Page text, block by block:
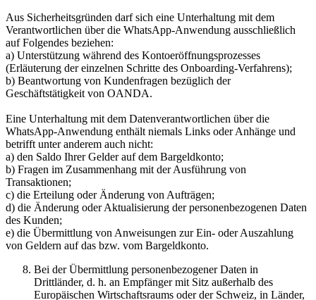
Aus Sicherheitsgründen darf sich eine Unterhaltung mit dem
Verantwortlichen über die WhatsApp-Anwendung ausschließlich
auf Folgendes beziehen:
a) Unterstützung während des Kontoeröffnungsprozesses
(Erläuterung der einzelnen Schritte des Onboarding-Verfahrens);
b) Beantwortung von Kundenfragen bezüglich der
Geschäftstätigkeit von OANDA.
Eine Unterhaltung mit dem Datenverantwortlichen über die
WhatsApp-Anwendung enthält niemals Links oder Anhänge und
betrifft unter anderem auch nicht:
a) den Saldo Ihrer Gelder auf dem Bargeldkonto;
b) Fragen im Zusammenhang mit der Ausführung von
Transaktionen;
c) die Erteilung oder Änderung von Aufträgen;
d) die Änderung oder Aktualisierung der personenbezogenen Daten
des Kunden;
e) die Übermittlung von Anweisungen zur Ein- oder Auszahlung
von Geldern auf das bzw. vom Bargeldkonto.
Bei der Übermittlung personenbezogener Daten in
Drittländer, d. h. an Empfänger mit Sitz außerhalb des
Europäischen Wirtschaftsraums oder der Schweiz, in Länder,